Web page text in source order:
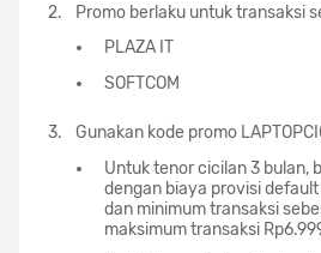
Promo berlaku untuk transaksi
PLAZA IT
SOFTCOM
Gunakan kode promo
Untuk tenor cicilan 3 bulan,
dengan biaya provisi
dan minimum transaksi
maksimum transaksi